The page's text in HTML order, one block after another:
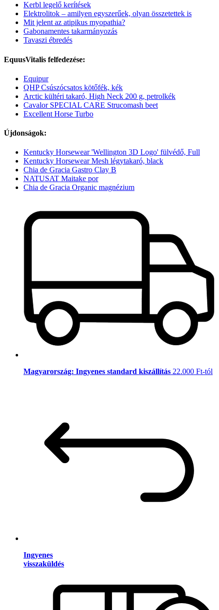
Kerbl legelő kerítések
Elektrolitok – amilyen egyszerűek, olyan összetettek is
Mit jelent az atipikus myopathia?
Gabonamentes takarmányozás
Tavaszi ébredés
EquusVitalis felfedezése:
Equipur
QHP Csúszócsatos kötőfék, kék
Arctic kültéri takaró, High Neck 200 g, petrolkék
Cavalor SPECIAL CARE Strucomash beet
Excellent Horse Turbo
Újdonságok:
Kentucky Horsewear 'Wellington 3D Logo' fülvédő, Full
Kentucky Horsewear Mesh légytakaró, black
Chia de Gracia Gastro Clay B
NATUSAT Maitake por
Chia de Gracia Organic magnézium
Magyarország: Ingyenes standard kiszállítás 22.000 Ft-tól
Ingyenes
visszaküldés